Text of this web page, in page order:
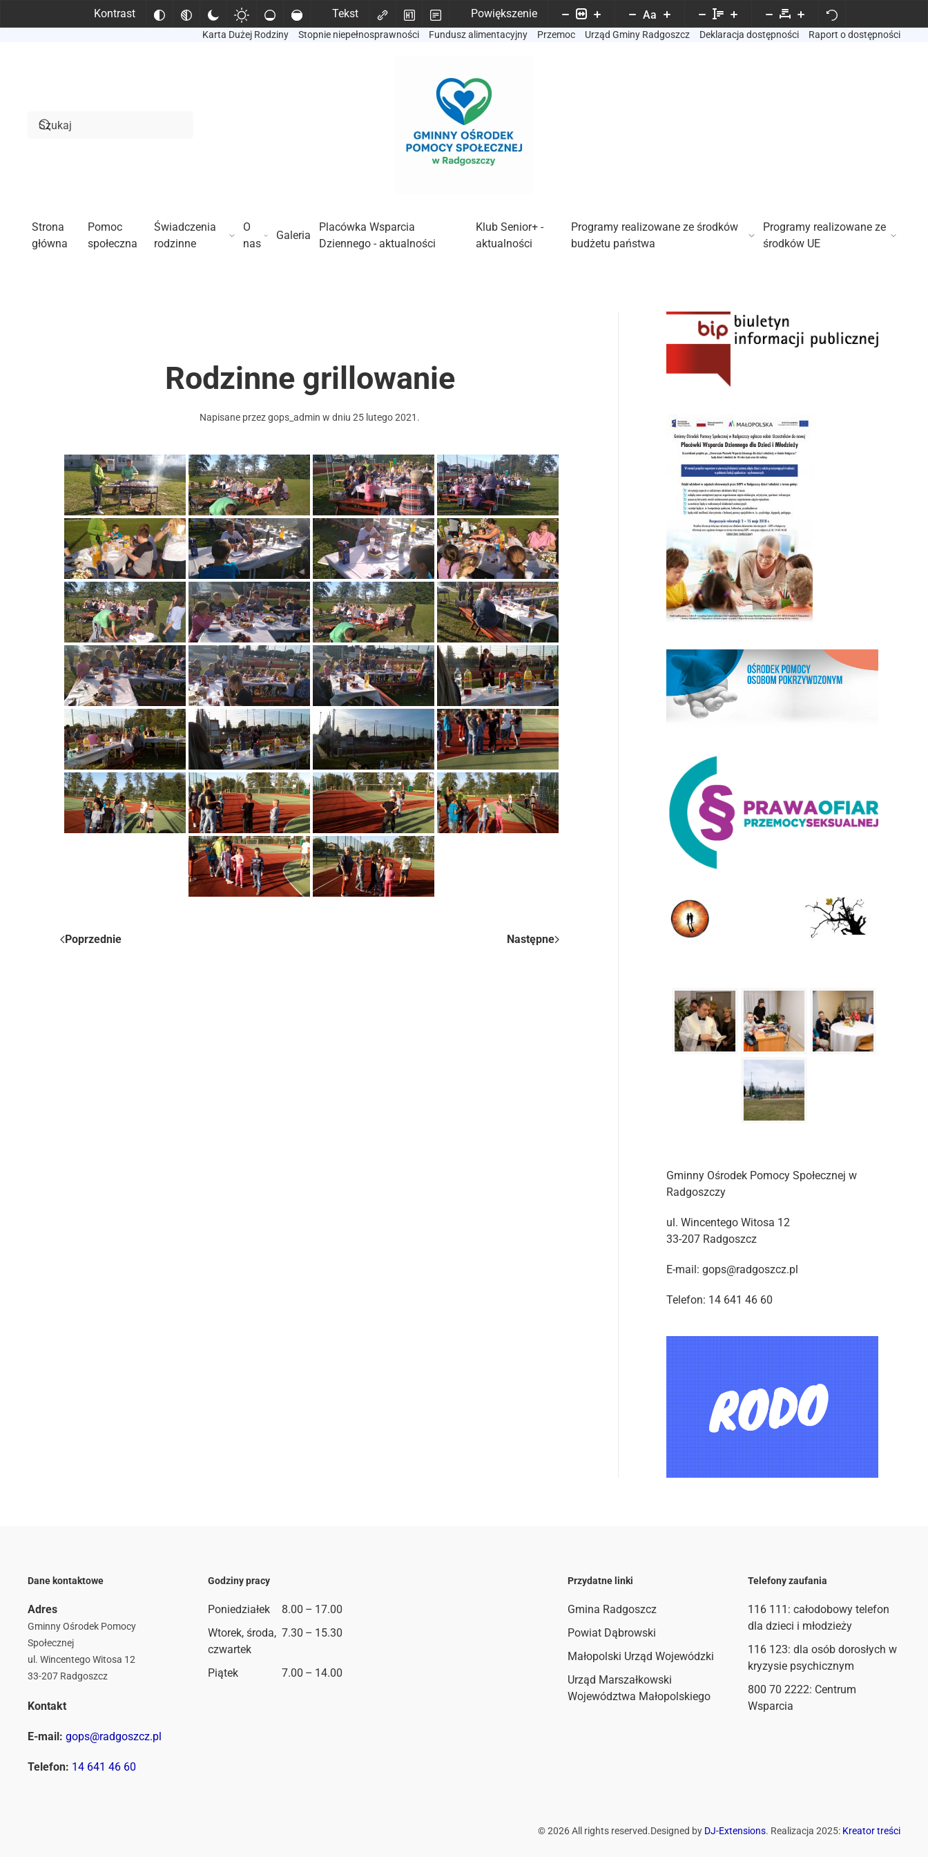
Kontrast Tekst Powiększenie
Aa
Karta Dużej Rodziny Stopnie niepełnosprawności Fundusz alimentacyjny Przemoc Urząd Gminy Radgoszcz Deklaracja dostępności Raport o dostępności
Strona
główna
Pomoc
społeczna
Świadczenia
rodzinne
O
nas
Galeria
Placówka Wsparcia
Dziennego - aktualności
Klub Senior+ -
aktualności
Programy realizowane ze środków
budżetu państwa
Programy realizowane ze
środków UE
Rodzinne grillowanie
Napisane przezgops_admin w dniu25 lutego 2021 .
Poprzednie Następne
Gminny Ośrodek Pomocy Społecznej w
Radgoszczy
ul. Wincentego Witosa 12
33-207 Radgoszcz
E-mail: gops@radgoszcz.pl
Telefon: 14 641 46 60
Dane kontaktowe
Adres
Gminny Ośrodek Pomocy
Społecznej
ul. Wincentego Witosa 12
33-207 Radgoszcz
Kontakt
E-mail: gops@radgoszcz.pl
Telefon: 14 641 46 60
Godziny pracy
Poniedziałek
8.00 – 17.00
Wtorek, środa,
czwartek
7.30 – 15.30
Piątek 7.00 – 14.00
Przydatne linki
Gmina Radgoszcz
Powiat Dąbrowski
Małopolski Urząd Wojewódzki
Urząd Marszałkowski
Województwa Małopolskiego
Telefony zaufania
116 111 : całodobowy telefon
dla dzieci i młodzieży
116 123: dla osób dorosłych w
kryzysie psychicznym
800 70 2222: Centrum
Wsparcia
©2026All rights reserved.Designed by DJ-Extensions. Realizacja 2025: Kreator treści